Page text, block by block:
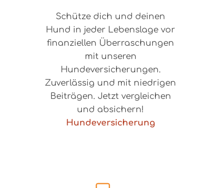
Schütze dich und deinen
Hund in jeder Lebenslage vor
finanziellen Überraschungen
mit unseren
Hundeversicherungen.
Zuverlässig und mit niedrigen
Beiträgen. Jetzt vergleichen
und absichern!
Hundeversicherung